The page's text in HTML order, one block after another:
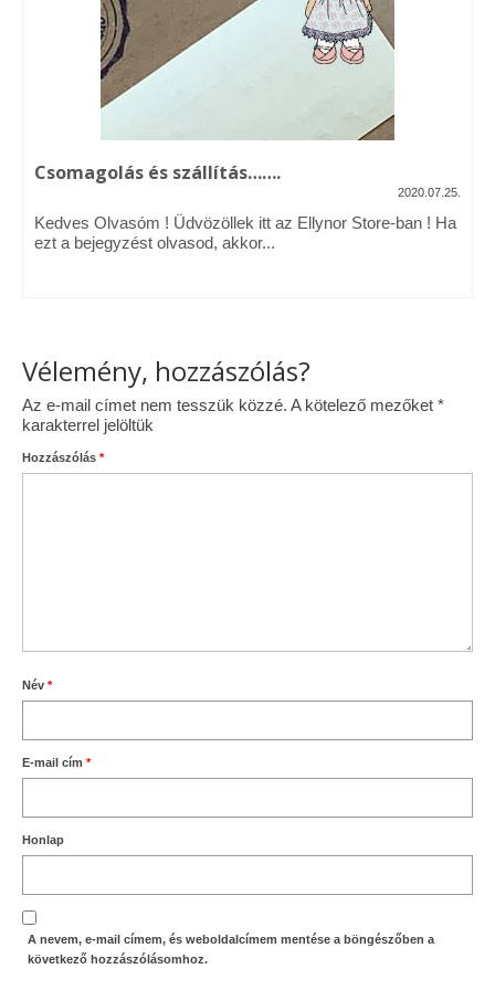
Vásárok, ahol velem is találkozhattál…
Alapanyagok, kellékek
Ellynor története
Adatkezelési tájékoztató
Csomagolás és szállítás…….
2020.07.25.
Kedves Olvasóm ! Üdvözöllek itt az Ellynor Store-ban ! Ha
ezt a bejegyzést olvasod, akkor...
Vélemény, hozzászólás?
Az e-mail címet nem tesszük közzé. A kötelező mezőket *
karakterrel jelöltük
Hozzászólás *
Név *
E-mail cím *
Honlap
A nevem, e-mail címem, és weboldalcímem mentése a böngészőben a
következő hozzászólásomhoz.